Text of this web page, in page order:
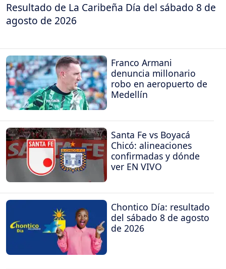
Resultado de La Caribeña Día del sábado 8 de
agosto de 2026
Franco Armani
denuncia millonario
robo en aeropuerto de
Medellín
Santa Fe vs Boyacá
Chicó: alineaciones
confirmadas y dónde
ver EN VIVO
Chontico Día: resultado
del sábado 8 de agosto
de 2026